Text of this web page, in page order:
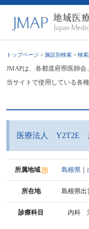
トップページ >施設別検索 >検
JMAPは、各都道府県医師
当サイトで使用している各
医療法人 Y2T2E
所属地域 島根県 ｜
所在地 島根県出
診療科目 内科